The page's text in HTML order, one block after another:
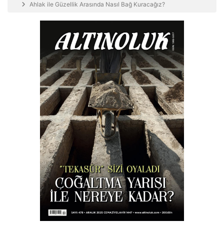
Ahlak ile Güzellik Arasında Nasıl Bağ Kuracağız?